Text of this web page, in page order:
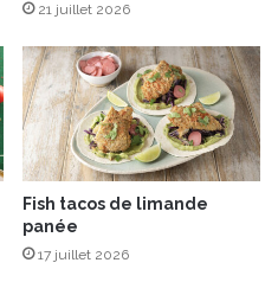
21 juillet 2026
Fish tacos de limande
panée
17 juillet 2026